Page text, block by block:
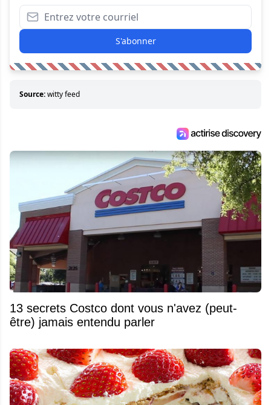
S'abonner
Source:witty feed
13 secrets Costco dont vous n'avez (peut-
être) jamais entendu parler